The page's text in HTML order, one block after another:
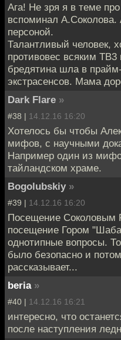
Ага! Не зря я в теме
вспоминал А.Соколова.
персоной.
Талантливый человек,
противовес всяким
бредятина шла в
экстрасенсов. Мама
Dark Flare »
#38 | 14.12.16 16:20
Хотелось бы чтобы
мифов, с научными
Например один из
тайландском храме.
Bogolubskiy »
#39 | 14.12.16 16:20
Посещение Соколовым
посещение Гором
однотипные вопросы.
было безопасно и
рассказывает...
beria »
#40 | 14.12.16 16:21
интересно, что
после наступления